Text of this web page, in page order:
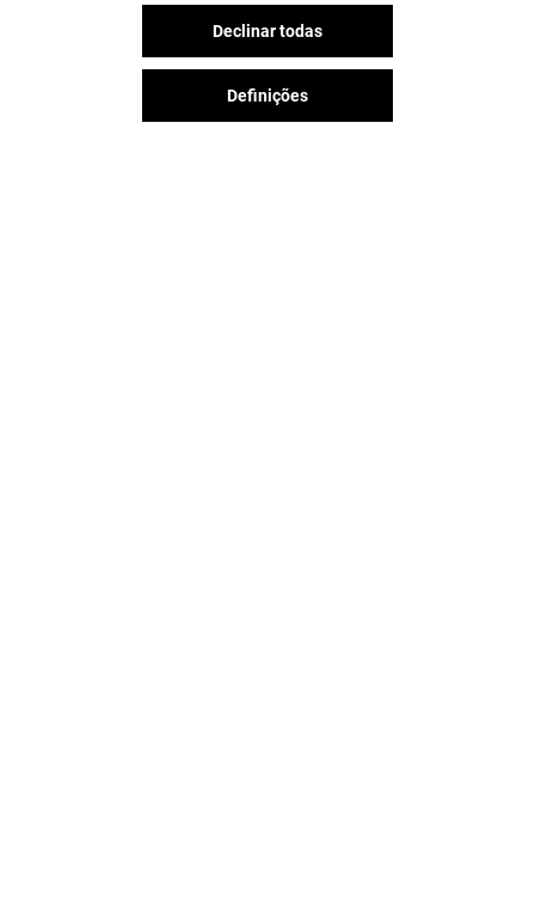
Declinar todas
Definições